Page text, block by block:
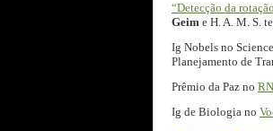
“Detecção da
Geim e H. A. M. S.
Ig Nobels no
Planejamento de
Prêmio da Paz no
Ig de Biologia no